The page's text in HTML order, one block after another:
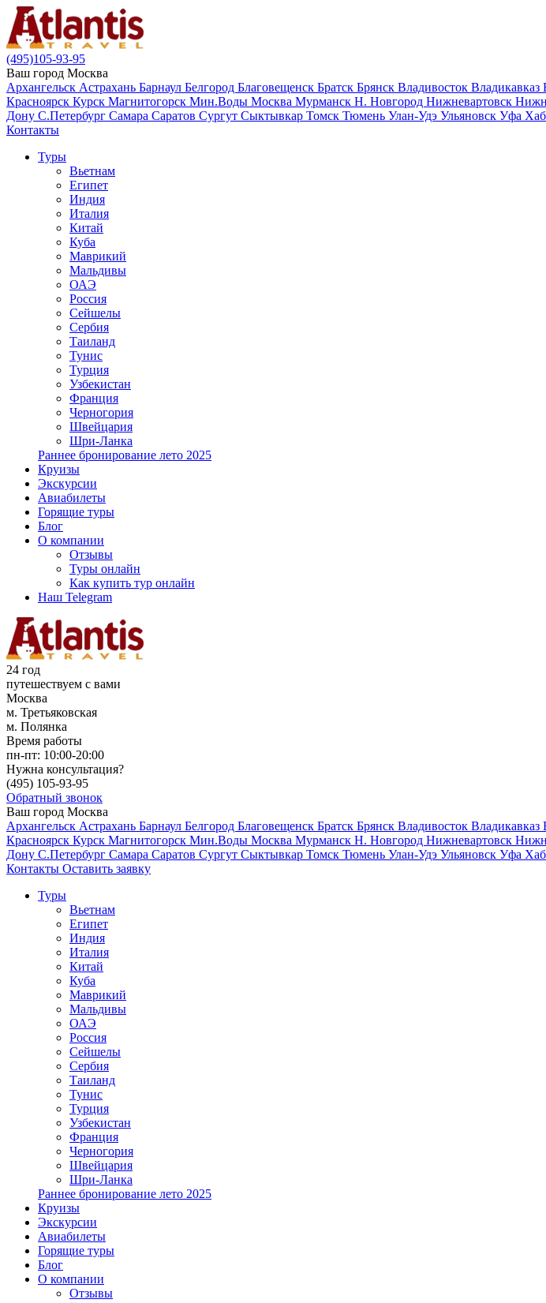
(495)105-93-95
Ваш город Москва
Архангельск Астрахань Барнаул Белгород Благовещенск Братск Брянск Владивосток Владикавказ
Красноярск Курск Магнитогорск Мин.Воды Москва Мурманск Н. Новгород Нижневартовск
Дону С.Петербург Самара Саратов Сургут Сыктывкар Томск Тюмень Улан-Удэ Ульяновск Уфа
Контакты
Туры
Вьетнам
Египет
Индия
Италия
Китай
Куба
Маврикий
Мальдивы
ОАЭ
Россия
Сейшелы
Сербия
Таиланд
Тунис
Турция
Узбекистан
Франция
Черногория
Швейцария
Шри-Ланка
Раннее бронирование лето 2025
Круизы
Экскурсии
Авиабилеты
Горящие туры
Блог
О компании
Отзывы
Туры онлайн
Как купить тур онлайн
Наш Telegram
24 год
путешествуем с вами
Москва
м. Третьяковская
м. Полянка
Время работы
пн-пт: 10:00-20:00
Нужна консультация?
(495) 105-93-95
Обратный звонок
Ваш город Москва
Архангельск Астрахань Барнаул Белгород Благовещенск Братск Брянск Владивосток Владикавказ
Красноярск Курск Магнитогорск Мин.Воды Москва Мурманск Н. Новгород Нижневартовск
Дону С.Петербург Самара Саратов Сургут Сыктывкар Томск Тюмень Улан-Удэ Ульяновск Уфа
Контакты Оставить заявку
Туры
Вьетнам
Египет
Индия
Италия
Китай
Куба
Маврикий
Мальдивы
ОАЭ
Россия
Сейшелы
Сербия
Таиланд
Тунис
Турция
Узбекистан
Франция
Черногория
Швейцария
Шри-Ланка
Раннее бронирование лето 2025
Круизы
Экскурсии
Авиабилеты
Горящие туры
Блог
О компании
Отзывы